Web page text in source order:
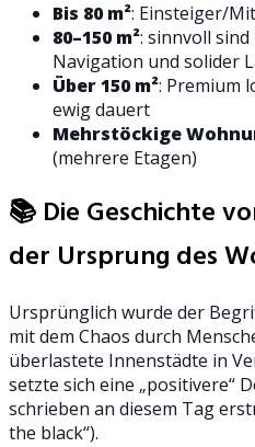
Bis 80 m²: Einsteiger/
80–150 m²: sinnvoll
Navigation und solider
Über 150 m²: Premium
ewig dauert
Mehrstöckige
(mehrere Etagen)
📚 Die Geschichte
der Ursprung des
Ursprünglich wurde der
mit dem Chaos durch
überlastete Innenstädte in
setzte sich eine „positivere“
schrieben an diesem Tag
the black“).